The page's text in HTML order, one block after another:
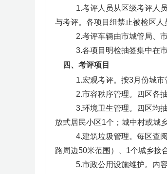
1.考评人员从区级考评人
与考评。各项目组禁止被检区人
2.考评车辆由市城管局、
3.各项目明检抽签集中在
四、考评项目
1.宏观考评。按3月份城市
2.市容秩序管理。四区各
3.环境卫生管理。四区均
放式居民小区1个；城中村或城
4.建筑垃圾管理。每区查
路周边50米范围）、1个城乡接
5.市政公用设施维护。内